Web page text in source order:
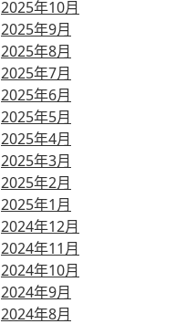
2025年10月
2025年9月
2025年8月
2025年7月
2025年6月
2025年5月
2025年4月
2025年3月
2025年2月
2025年1月
2024年12月
2024年11月
2024年10月
2024年9月
2024年8月